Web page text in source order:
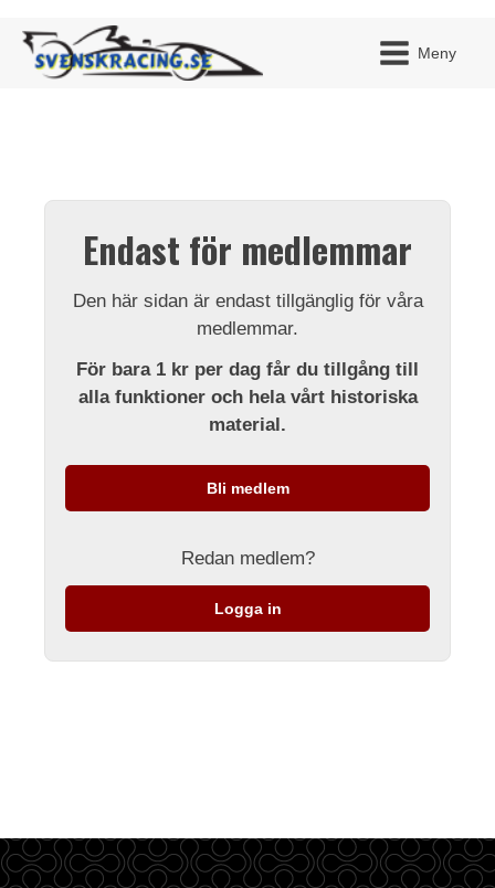
Meny
Endast för medlemmar
Den här sidan är endast tillgänglig för våra
medlemmar.
För bara 1 kr per dag får du tillgång till
alla funktioner och hela vårt historiska
material.
Bli medlem
Redan medlem?
Logga in